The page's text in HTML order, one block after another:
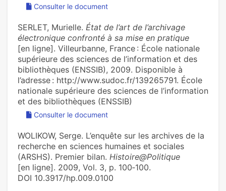
Consulter le document
SERLET, Murielle. État de l’art de l’archivage
électronique confronté à sa mise en pratique
[en ligne]. Villeurbanne, France : École nationale
supérieure des sciences de l’information et des
bibliothèques (ENSSIB), 2009. Disponible à
l’adresse : http://www.sudoc.fr/139265791. École
nationale supérieure des sciences de l’information
et des bibliothèques (ENSSIB)
Consulter le document
WOLIKOW, Serge. L’enquête sur les archives de la
recherche en sciences humaines et sociales
(ARSHS). Premier bilan. Histoire@Politique
[en ligne]. 2009, Vol. 3, p. 100‑100.
DOI 10.3917/hp.009.0100